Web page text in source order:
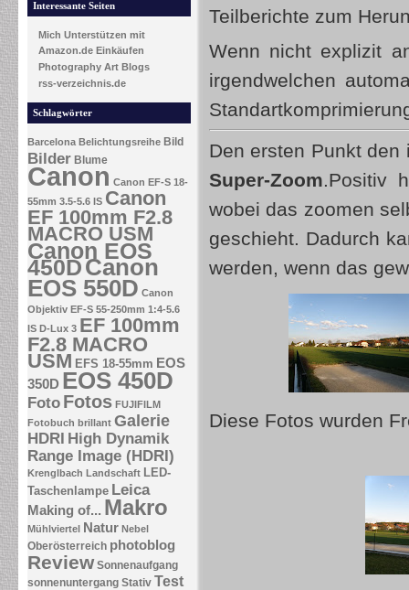
Interessante Seiten
Mich Unterstützen mit
Amazon.de Einkäufen
Photography Art Blogs
rss-verzeichnis.de
Schlagwörter
Barcelona Belichtungsreihe Bild
Bilder Blume
Canon Canon EF-S 18-
55mm 3.5-5.6 IS Canon
EF 100mm F2.8
MACRO USM
Canon EOS
450DCanon
EOS 550D Canon
Objektiv EF-S 55-250mm 1:4-5.6
IS D-Lux 3 EF 100mm
F2.8 MACRO
USM EFS 18-55mm EOS
350D EOS 450D
Foto Fotos FUJIFILM
Fotobuch brillant Galerie
HDRI High Dynamik
Range Image (HDRI)
Krenglbach Landschaft LED-
Taschenlampe Leica
Making of... Makro
Mühlviertel Natur Nebel
Oberösterreich photoblog
Review Sonnenaufgang
sonnenuntergang Stativ Test
Teilberichte zum
Wenn nicht explizit
irgendwelchen
Den ersten Punkt
Super-Zoom.Positiv
wobei das zoomen
geschieht. Dadurch
werden, wenn das
Diese Fotos wurden